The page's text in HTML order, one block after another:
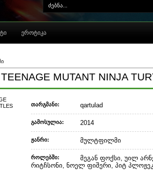
ᲔᲠᲝᲢᲘᲙᲐ
TEENAGE MUTANT NINJA
თარგმანი: qartulad
გამოსულია: 2014
ჟანრი: მულტფილმი
როლებში:
მეგან ფოქსი, უილ
რიტჩსონი, ნოელ ფიშერი, პიტ